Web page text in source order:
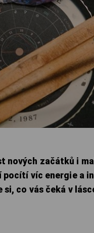
nových začátků i
víc energie a
co vás čeká v